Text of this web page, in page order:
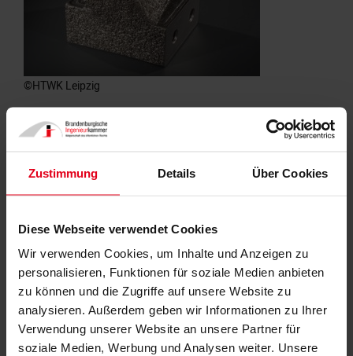
Zustimmung Details Über Cookies
Diese Webseite verwendet Cookies
Wir verwenden Cookies, um Inhalte und Anzeigen zu
personalisieren, Funktionen für soziale Medien anbieten
zu können und die Zugriffe auf unsere Website zu
analysieren. Außerdem geben wir Informationen zu Ihrer
Verwendung unserer Website an unsere Partner für
soziale Medien, Werbung und Analysen weiter. Unsere
Auf der RapidTech-Messe in Erfurt hat die die
Forschungsgruppe FLEX der HTWK Leipzig ihren
InNoFa steht für „Individual Node Facade“, eine
Fassadenkonstruktion mit individuellen Knotenelementen.
Auf der RapidTech-Messe in Erfurt hat die die
Forschungsgruppe FLEX der HTWK Leipzig ihren
weiterentwickelten InNoFa-Demonstrator präsentiert.
InNoFa steht für „Individual Node Facade“, eine
Fassadenkonstruktion mit individuellen Knotenelementen.
Die Technologie des 3D-Drucks hält auch in der
©HTWK Leipzig